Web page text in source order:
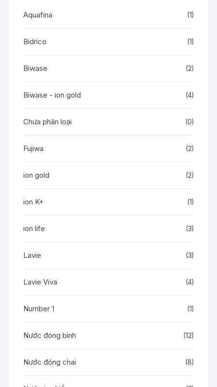
Aquafina (1)
Bidrico (1)
Biwase (2)
Biwase - ion gold (4)
Chưa phân loại (0)
Fujiwa (2)
ion gold (2)
ion K+ (1)
ion life (3)
Lavie (3)
Lavie Viva (4)
Number 1 (1)
Nước đóng bình (12)
Nước đóng chai (8)